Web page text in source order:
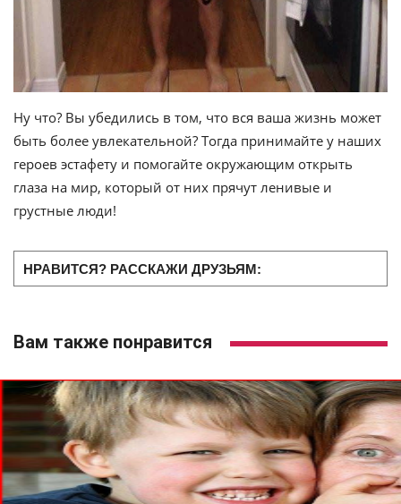
Ну что? Вы убедились в том, что вся ваша жизнь может
быть более увлекательной? Тогда принимайте у наших
героев эстафету и помогайте окружающим открыть
глаза на мир, который от них прячут ленивые и
грустные люди!
НРАВИТСЯ? РАССКАЖИ ДРУЗЬЯМ:
Вам также понравится